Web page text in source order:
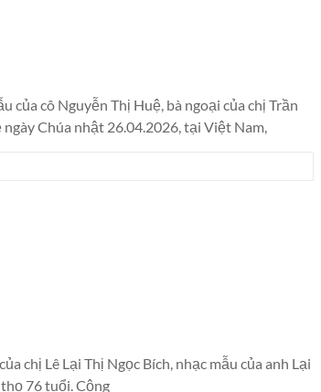
cô Nguyễn Thị Huệ, bà ngoại của chị Trần
Chúa nhật 26.04.2026, tại Việt Nam,
chị Lê Lại Thị Ngọc Bích, nhạc mẫu của anh Lại
76 tuổi. Cộng